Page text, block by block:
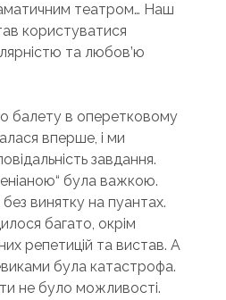
театром… Наш
користуватися
та любов’ю
балету в оперетковому
вперше, і ми
завдання.
була важкою.
винятку на пуантах.
багато, окрім
репетицій та вистав. А
була катастрофа.
не було можливості.